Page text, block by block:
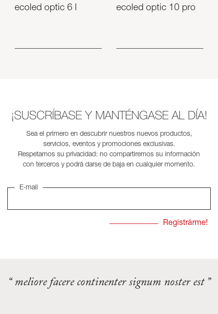
ecoled optic 6 l ecoled optic 10 pro
¡SUSCRÍBASE Y MANTÉNGASE AL DÍA!
Sea el primero en descubrir nuestros nuevos productos,
servicios, eventos y promociones exclusivas.
Respetamos su privacidad: no compartiremos su información
con terceros y podrá darse de baja en cualquier momento.
E-mail
“ meliore facere continenter signum noster est ”